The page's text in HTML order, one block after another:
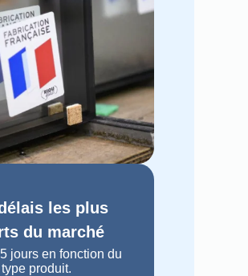
les plus
du marché
jours en fonction du
type produit.